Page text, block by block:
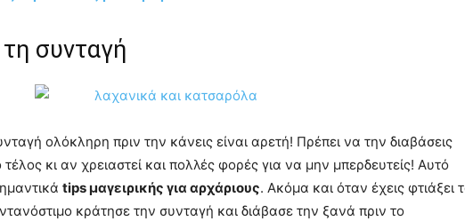
φαγητά υπάρχει κάποια
και να μαριναριστούν! Επίσης πολλές συνταγές έχουν σος και σάλτσες
να πετυχαίνεις το μαγείρεμα κάθε φορά!
μεθόδους μαγειρικής